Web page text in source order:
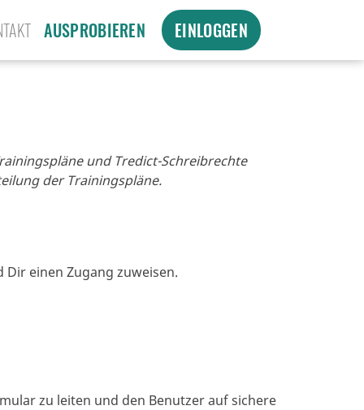
AUSPROBIEREN EINLOGGEN
und Tredict-Schreibrechte
der Trainingspläne.
Dir einen Zugang zuweisen.
zu leiten und den Benutzer auf sichere